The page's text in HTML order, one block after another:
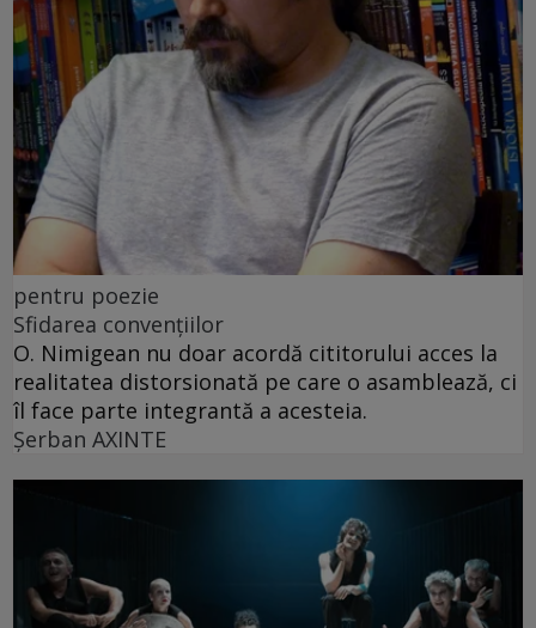
pentru poezie
Sfidarea convențiilor
O. Nimigean nu doar acordă cititorului acces la
realitatea distorsionată pe care o asamblează, ci
îl face parte integrantă a acesteia.
Şerban AXINTE